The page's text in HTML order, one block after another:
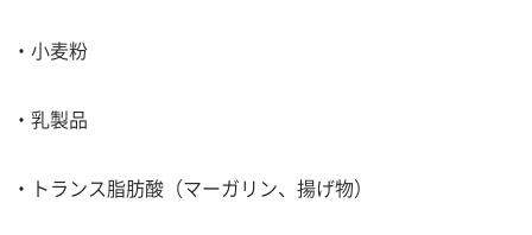
・小麦粉
・乳製品
・トランス脂肪酸（マーガリン、揚げ物）